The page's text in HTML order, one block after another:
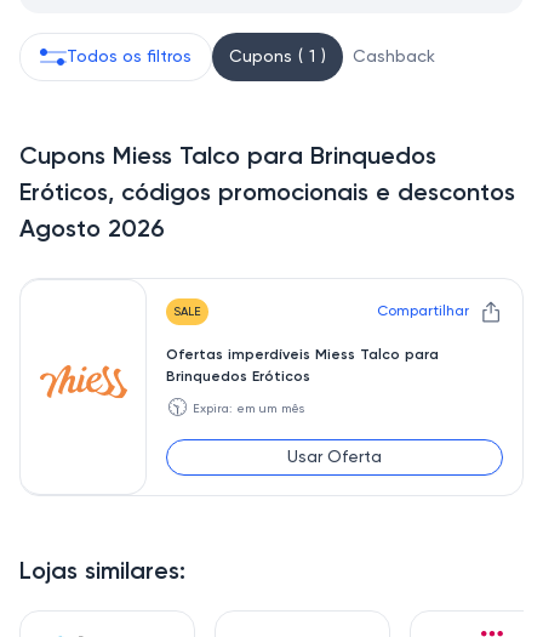
Lojas similares:
Todos os filtros Cupons ( 1 ) Cashback
Cupons Miess Talco para Brinquedos
Eróticos, códigos promocionais e descontos
Agosto 2026
SALE Compartilhar
Ofertas imperdíveis Miess Talco para
Brinquedos Eróticos
🕥 Expira: em um mês
Usar Oferta